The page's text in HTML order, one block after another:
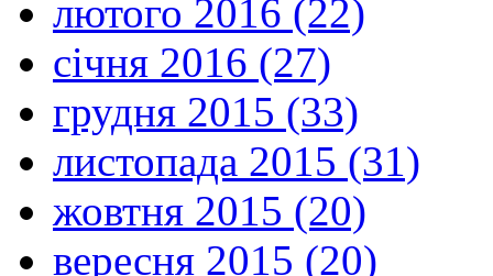
лютого 2016 (22)
січня 2016 (27)
грудня 2015 (33)
листопада 2015 (31)
жовтня 2015 (20)
вересня 2015 (20)